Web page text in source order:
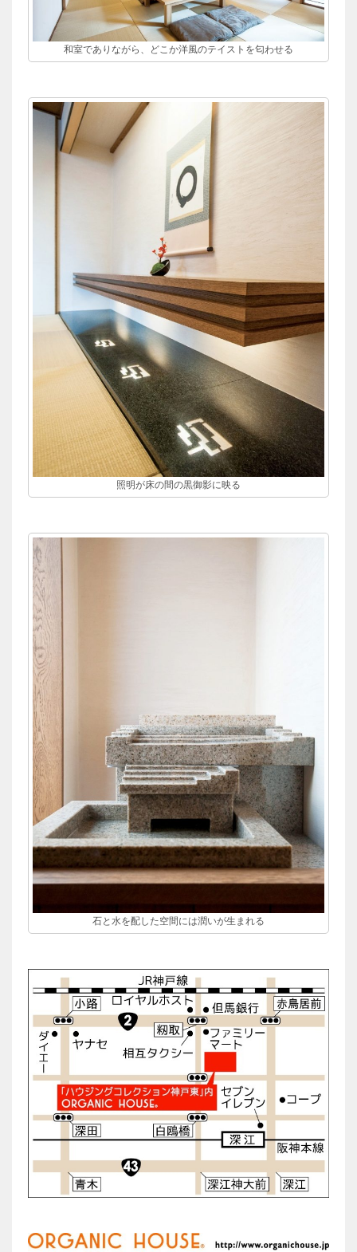
和室でありながら、どこか洋風のテイストを匂わせる
照明が床の間の黒御影に映る
石と水を配した空間には潤いが生まれる